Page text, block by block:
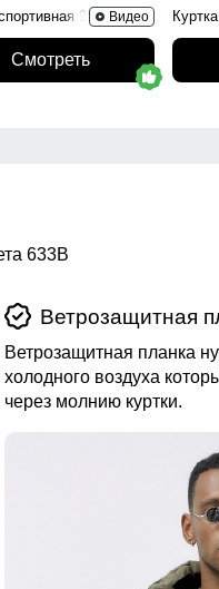
9629_1Kh
Видео
Смотреть
633B
Ветрозащитная
Ветрозащитная планка
холодного воздуха
через молнию куртки.